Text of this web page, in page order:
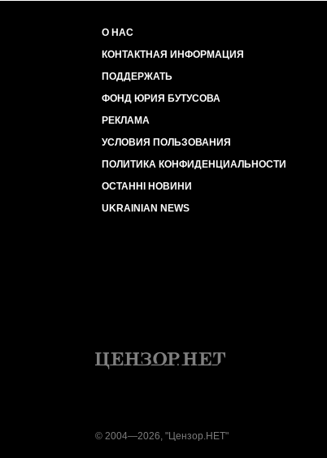
О НАС
КОНТАКТНАЯ ИНФОРМАЦИЯ
ПОДДЕРЖАТЬ
ФОНД ЮРИЯ БУТУСОВА
РЕКЛАМА
УСЛОВИЯ ПОЛЬЗОВАНИЯ
ПОЛИТИКА КОНФИДЕНЦИАЛЬНОСТИ
ОСТАННІ НОВИНИ
UKRAINIAN NEWS
© 2004—2026, "Цензор.НЕТ"